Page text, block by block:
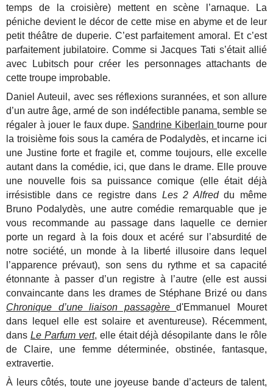
temps de la croisière) mettent en scène l’arnaque. La
péniche devient le décor de cette mise en abyme et de leur
petit théâtre de duperie. C’est parfaitement amoral. Et c’est
parfaitement jubilatoire. Comme si Jacques Tati s’était allié
avec Lubitsch pour créer les personnages attachants de
cette troupe improbable.
Daniel Auteuil, avec ses réflexions surannées, et son allure
d’un autre âge, armé de son indéfectible panama, semble se
régaler à jouer le faux dupe. Sandrine Kiberlaintourne pour
la troisième fois sous la caméra de Podalydès, et incarne ici
une Justine forte et fragile et, comme toujours, elle excelle
autant dans la comédie, ici, que dans le drame. Elle prouve
une nouvelle fois sa puissance comique (elle était déjà
irrésistible dans ce registre dans Les 2 Alfreddu même
Bruno Podalydès, une autre comédie remarquable que je
vous recommande au passage dans laquelle ce dernier
porte un regard à la fois doux et acéré sur l’absurdité de
notre société, un monde à la liberté illusoire dans lequel
l’apparence prévaut), son sens du rythme et sa capacité
étonnante à passer d’un registre à l’autre (elle est aussi
convaincante dans les drames de Stéphane Brizé ou dans
Chronique d’une liaison passagèred'Emmanuel Mouret
dans lequel elle est solaire et aventureuse). Récemment,
dans Le Parfum vert, elle était déjà désopilante dans le rôle
de Claire, une femme déterminée, obstinée, fantasque,
extravertie.
À leurs côtés, toute une joyeuse bande d’acteurs de talent,